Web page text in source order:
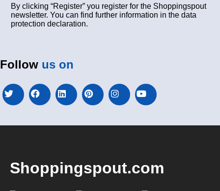
By clicking “Register” you register for the Shoppingspout
newsletter. You can find further information in the data
protection declaration.
Follow us on
Shoppingspout.com